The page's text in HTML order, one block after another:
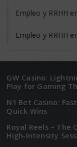
Empleo y RRHH
Empleo y RRHH
GW Casino:
Play for Gaming
N1 Bet Casino:
Quick Wins
Royal Reels – The
High‑Intensity